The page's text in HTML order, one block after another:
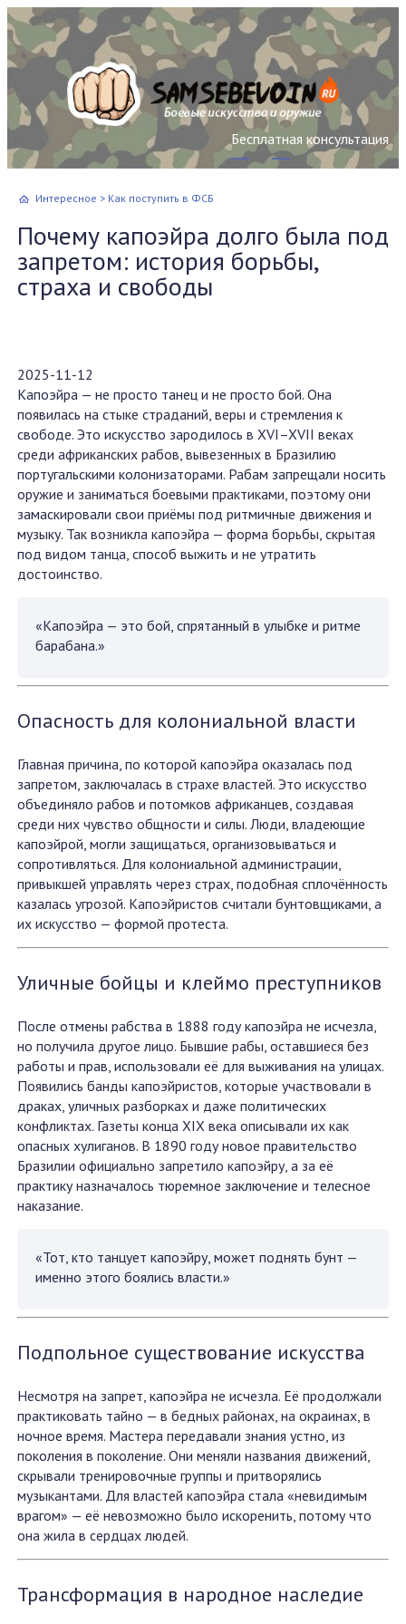
Бесплатная консультация
Интересное > Как поступить в ФСБ
Почему капоэйра долго была под
запретом: история борьбы,
страха и свободы
2025-11-12
Капоэйра — не просто танец и не просто бой. Она
появилась на стыке страданий, веры и стремления к
свободе. Это искусство зародилось в XVI–XVII веках
среди африканских рабов, вывезенных в Бразилию
португальскими колонизаторами. Рабам запрещали носить
оружие и заниматься боевыми практиками, поэтому они
замаскировали свои приёмы под ритмичные движения и
музыку. Так возникла капоэйра — форма борьбы, скрытая
под видом танца, способ выжить и не утратить
достоинство.
«Капоэйра — это бой, спрятанный в улыбке и ритме
барабана.»
Опасность для колониальной власти
Главная причина, по которой капоэйра оказалась под
запретом, заключалась в страхе властей. Это искусство
объединяло рабов и потомков африканцев, создавая
среди них чувство общности и силы. Люди, владеющие
капоэйрой, могли защищаться, организовываться и
сопротивляться. Для колониальной администрации,
привыкшей управлять через страх, подобная сплочённость
казалась угрозой. Капоэйристов считали бунтовщиками, а
их искусство — формой протеста.
Уличные бойцы и клеймо преступников
После отмены рабства в 1888 году капоэйра не исчезла,
но получила другое лицо. Бывшие рабы, оставшиеся без
работы и прав, использовали её для выживания на улицах.
Появились банды капоэйристов, которые участвовали в
драках, уличных разборках и даже политических
конфликтах. Газеты конца XIX века описывали их как
опасных хулиганов. В 1890 году новое правительство
Бразилии официально запретило капоэйру, а за её
практику назначалось тюремное заключение и телесное
наказание.
«Тот, кто танцует капоэйру, может поднять бунт —
именно этого боялись власти.»
Подпольное существование искусства
Несмотря на запрет, капоэйра не исчезла. Её продолжали
практиковать тайно — в бедных районах, на окраинах, в
ночное время. Мастера передавали знания устно, из
поколения в поколение. Они меняли названия движений,
скрывали тренировочные группы и притворялись
музыкантами. Для властей капоэйра стала «невидимым
врагом» — её невозможно было искоренить, потому что
она жила в сердцах людей.
Трансформация в народное наследие